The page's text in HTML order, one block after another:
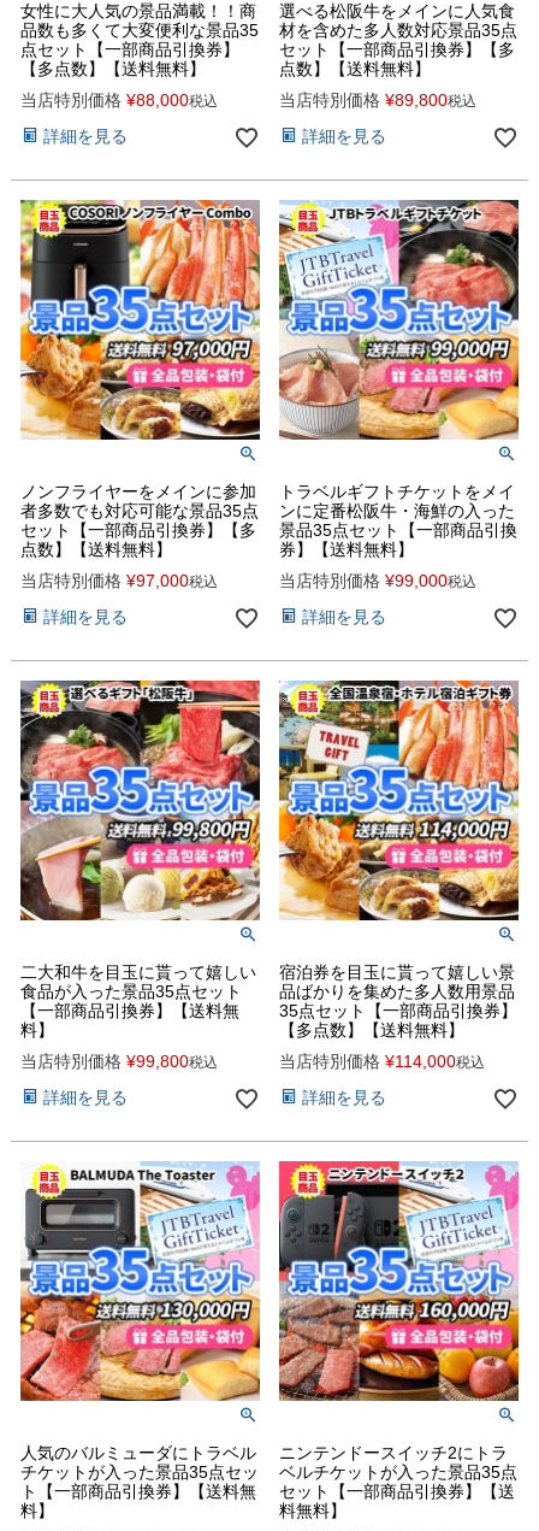
女性に大人気の景品満載！！商
品数も多くて大変便利な景品35
点セット【一部商品引換券】
【多点数】【送料無料】
当店特別価格 ¥88,000税込
詳細を見る
選べる松阪牛をメインに人気食
材を含めた多人数対応景品35点
セット【一部商品引換券】【多
点数】【送料無料】
当店特別価格 ¥89,800税込
詳細を見る
ノンフライヤーをメインに参加
者多数でも対応可能な景品35点
セット【一部商品引換券】【多
点数】【送料無料】
当店特別価格 ¥97,000税込
詳細を見る
トラベルギフトチケットをメイ
ンに定番松阪牛・海鮮の入った
景品35点セット【一部商品引換
券】【送料無料】
当店特別価格 ¥99,000税込
詳細を見る
二大和牛を目玉に貰って嬉しい
食品が入った景品35点セット
【一部商品引換券】【送料無
料】
当店特別価格 ¥99,800税込
詳細を見る
宿泊券を目玉に貰って嬉しい景
品ばかりを集めた多人数用景品
35点セット【一部商品引換券】
【多点数】【送料無料】
当店特別価格 ¥114,000税込
詳細を見る
人気のバルミューダにトラベル
チケットが入った景品35点セッ
ト【一部商品引換券】【送料無
料】
ニンテンドースイッチ2にトラ
ベルチケットが入った景品35点
セット【一部商品引換券】【送
料無料】